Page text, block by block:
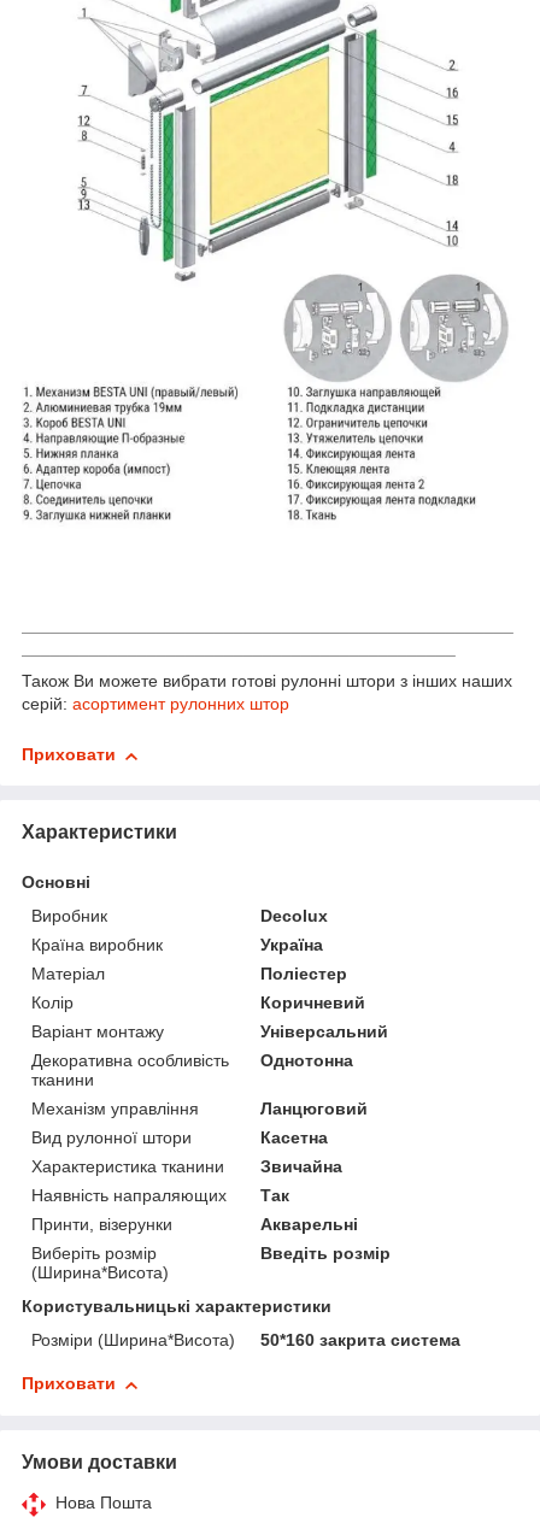
Також Ви можете вибрати готові рулонні штори з інших наших
серій: асортимент рулонних штор
Приховати
Характеристики
Основні
Виробник
Decolux
Країна виробник
Україна
Матеріал
Поліестер
Колір
Коричневий
Варіант монтажу
Універсальний
Декоративна особливість
тканини
Однотонна
Механізм управління
Ланцюговий
Вид рулонної штори
Касетна
Характеристика тканини
Звичайна
Наявність напраляющих
Так
Принти, візерунки
Акварельні
Виберіть розмір
(Ширина*Висота)
Введіть розмір
Користувальницькі характеристики
Розміри (Ширина*Висота)
50*160 закрита система
Приховати
Умови доставки
Нова Пошта